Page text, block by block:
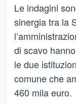
Le indagini
sinergia tra la
di scavo
le due
comune che
460 mila euro.